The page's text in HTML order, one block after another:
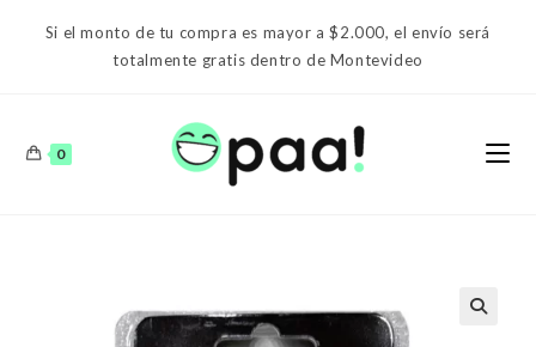
Si el monto de tu compra es mayor a $2.000, el envío será
totalmente gratis dentro de Montevideo
0